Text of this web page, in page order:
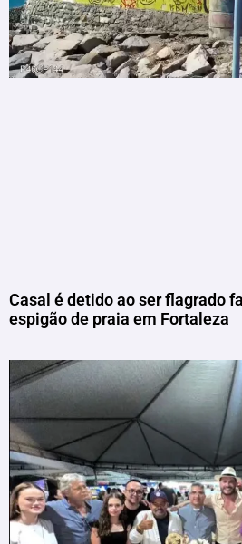
Casal é detido ao ser flagrado
espigão de praia em Fortaleza